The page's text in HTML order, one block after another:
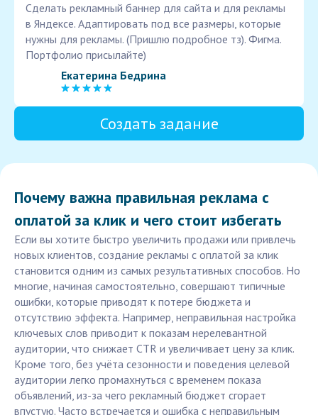
Сделать рекламный баннер для сайта и для рекламы
в Яндексе. Адаптировать под все размеры, которые
нужны для рекламы. (Пришлю подробное тз). Фигма.
Портфолио присылайте)
Екатерина Бедрина
Создать задание
Почему важна правильная реклама с
оплатой за клик и чего стоит избегать
Если вы хотите быстро увеличить продажи или привлечь
новых клиентов, создание рекламы с оплатой за клик
становится одним из самых результативных способов. Но
многие, начиная самостоятельно, совершают типичные
ошибки, которые приводят к потере бюджета и
отсутствию эффекта. Например, неправильная настройка
ключевых слов приводит к показам нерелевантной
аудитории, что снижает CTR и увеличивает цену за клик.
Кроме того, без учёта сезонности и поведения целевой
аудитории легко промахнуться с временем показа
объявлений, из-за чего рекламный бюджет сгорает
впустую. Часто встречается и ошибка с неправильным